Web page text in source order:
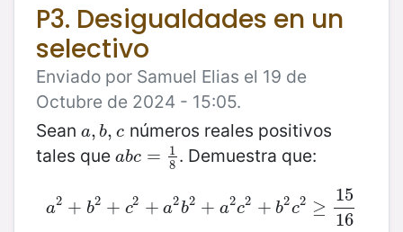
P3. Desigualdades en un
selectivo
Enviado por Samuel Elias el 19 de
Octubre de 2024 - 15:05.
Sean a, b, c
a,b,c números reales positivos
tales que abc =
1
8
abc =1 8. Demuestra que:
a2 + b2 + c2 + a2b2 + a2c2 + b2c2 ≥
15
16
a 2+ b2 +c2 +a 2b2+a 2c2+ b2c2≥ 15 16